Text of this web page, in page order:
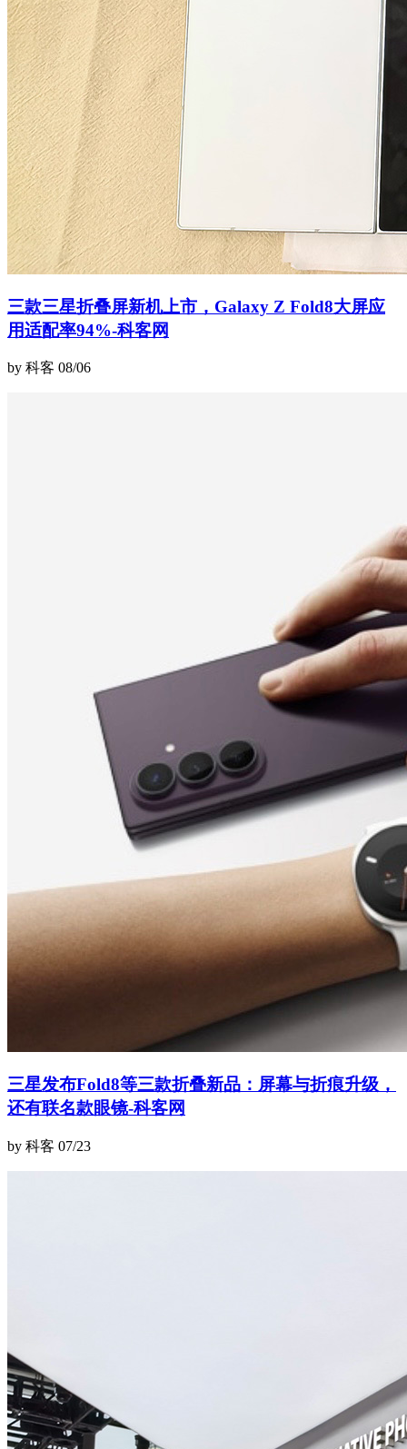
三款三星折叠屏新机上市，Galaxy Z Fold8大屏应
用适配率94%-科客网
by 科客 08/06
三星发布Fold8等三款折叠新品：屏幕与折痕升级，
还有联名款眼镜-科客网
by 科客 07/23